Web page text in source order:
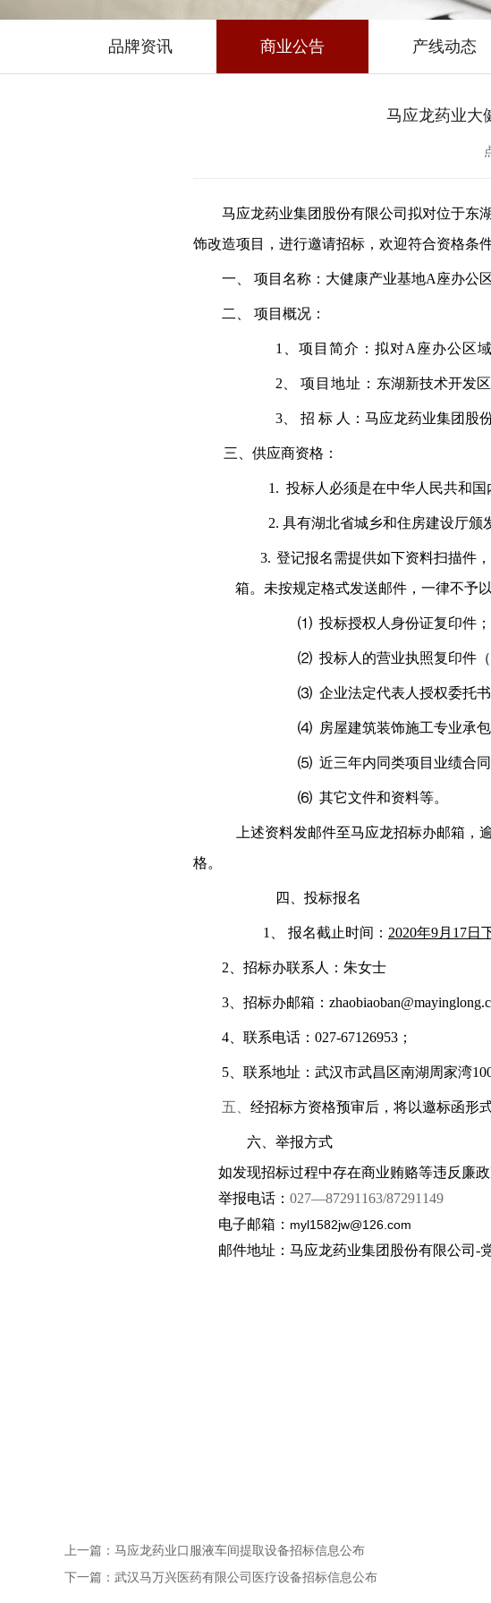
品牌资讯 商业公告 产线动态
马应龙药业大
马应龙药业集团股份有限公司拟对位于东
饰改造项目，进行邀请招标，欢迎符合资格条
一、 项目名称：大健康产业基地A 座办公
二、 项目概况：
1、 项目简介：拟对A 座办公区
2、 项目地址： 东湖新技术开发
3、 招 标 人：马应龙药业集团股
三、供应商资格：
1. 投标人必须是在中华人民共和
2. 具有湖北省城乡和住房建设厅颁
3. 登记报名需提供如下资料扫描件
箱。未按规定格式发送邮件，一律不予以
⑴ 投标授权人身份证复印件；
⑵ 投标人的营业执照复印件（
⑶ 企业法定代表人授权委托
⑷ 房屋建筑装饰施工专业承
⑸ 近三年内同类项目业绩合
⑹ 其它文件和资料等。
上述资料发邮件至马应龙招标办邮箱
格。
四、 投标报名
1、 报名截止时间： 2020年9月 17日
2 、招标办联系人：朱女士
3 、招标办邮箱：
4 、联系电话： 027-67126953 ；
5 、联系地址：武汉市武昌区南湖周家湾
五、 经招标方资格预审后，将以邀标函形
六、举报方式
如发现招标过程中存在商业贿赂等违反廉
举报电话： 027—87291163/87291149
电子邮箱： myl1582jw@126.com
邮件地址：马应龙药业集团股份有限公司 -
上一篇： 马应龙药业口服液车间提取设备招标信息公布
下一篇： 武汉马万兴医药有限公司医疗设备招标信息公布